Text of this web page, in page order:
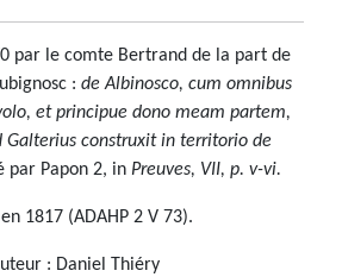
par le comte Bertrand de la part de
: de Albinosco, cum omnibus
et principue dono meam partem,
Galterius construxit in territorio de
par Papon 2, in Preuves, VII, p. v-vi.
1817 (ADAHP 2 V 73).
: Daniel Thiéry